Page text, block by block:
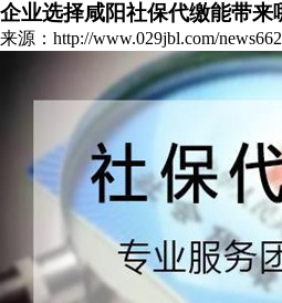
企业选择咸阳社保代缴能带来
来源：http://www.029jbl.com/